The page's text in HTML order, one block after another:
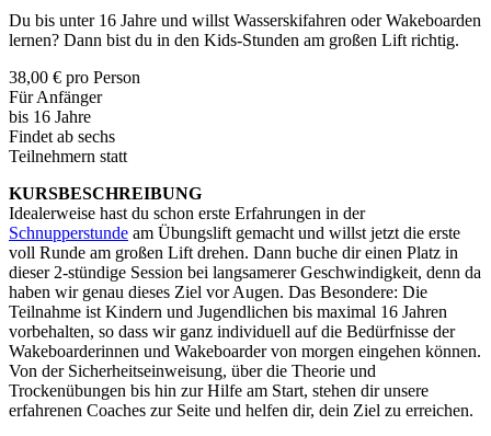
Du bis unter 16 Jahre und willst Wasserskifahren oder Wakeboarden
lernen? Dann bist du in den Kids-Stunden am großen Lift richtig.
38,00 € pro Person
Für Anfänger
bis 16 Jahre
Findet ab sechs
Teilnehmern statt
KURSBESCHREIBUNG
Idealerweise hast du schon erste Erfahrungen in der
Schnupperstunde am Übungslift gemacht und willst jetzt die erste
voll Runde am großen Lift drehen. Dann buche dir einen Platz in
dieser 2-stündige Session bei langsamerer Geschwindigkeit, denn da
haben wir genau dieses Ziel vor Augen. Das Besondere: Die
Teilnahme ist Kindern und Jugendlichen bis maximal 16 Jahren
vorbehalten, so dass wir ganz individuell auf die Bedürfnisse der
Wakeboarderinnen und Wakeboarder von morgen eingehen können.
Von der Sicherheitseinweisung, über die Theorie und
Trockenübungen bis hin zur Hilfe am Start, stehen dir unsere
erfahrenen Coaches zur Seite und helfen dir, dein Ziel zu erreichen.